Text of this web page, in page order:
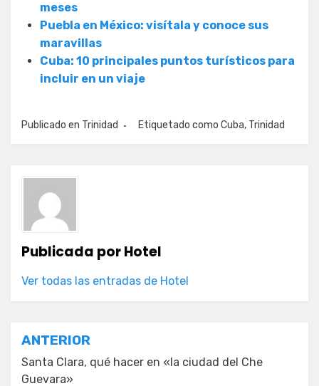
meses
Puebla en México: visítala y conoce sus
maravillas
Cuba: 10 principales puntos turísticos para
incluir en un viaje
Publicado en Trinidad Etiquetado como Cuba, Trinidad
Publicada porHotel
Ver todas las entradas de Hotel
Navegación
de
ANTERIOR
Santa Clara, qué hacer en «la ciudad del Che
Guevara»